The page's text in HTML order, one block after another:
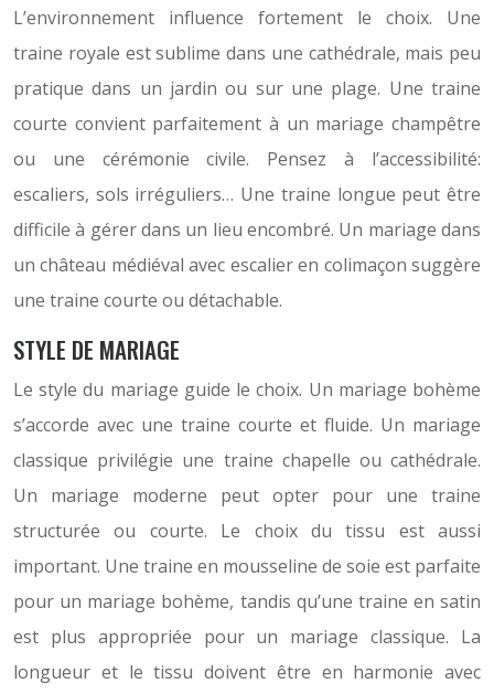
L’environnement influence fortement le choix. Une
traine royale est sublime dans une cathédrale, mais peu
pratique dans un jardin ou sur une plage. Une traine
courte convient parfaitement à un mariage champêtre
ou une cérémonie civile. Pensez à l’accessibilité:
escaliers, sols irréguliers… Une traine longue peut être
difficile à gérer dans un lieu encombré. Un mariage dans
un château médiéval avec escalier en colimaçon suggère
une traine courte ou détachable.
STYLE DE MARIAGE
Le style du mariage guide le choix. Un mariage bohème
s’accorde avec une traine courte et fluide. Un mariage
classique privilégie une traine chapelle ou cathédrale.
Un mariage moderne peut opter pour une traine
structurée ou courte. Le choix du tissu est aussi
important. Une traine en mousseline de soie est parfaite
pour un mariage bohème, tandis qu’une traine en satin
est plus appropriée pour un mariage classique. La
longueur et le tissu doivent être en harmonie avec